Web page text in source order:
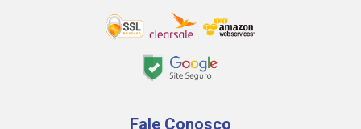
Fale Conosco